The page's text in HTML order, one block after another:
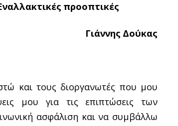
προοπτικές
Γιάννης Δούκας
και τους διοργανωτές που μου
μου για τις επιπτώσεις των
ασφάλιση και να συμβάλλω